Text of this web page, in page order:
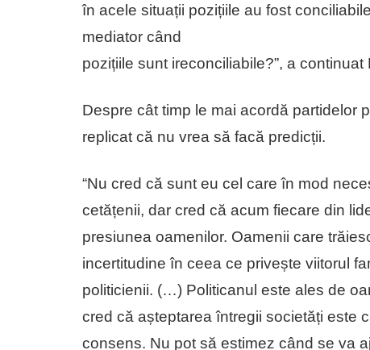
în acele situații pozițiile au fost
mediator când
pozițiile sunt ireconciliabile?”, a continuat
Despre cât timp le mai acordă partidelor
replicat că nu vrea să facă predicții.
“Nu cred că sunt eu cel care în mod
cetățenii, dar cred că acum fiecare din
presiunea oamenilor. Oamenii care
incertitudine în ceea ce privește viitorul
politicienii. (…) Politicanul este ales de
cred că așteptarea întregii societăți este
consens. Nu pot să estimez când se va